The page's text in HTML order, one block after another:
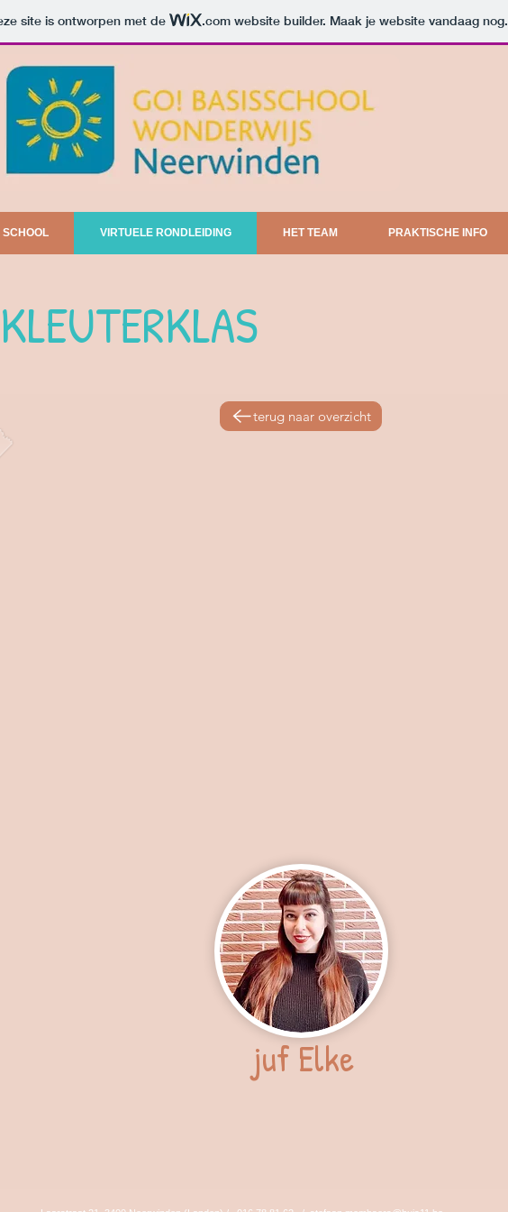
site is ontworpen met de .com website builder. Maak je website vandaag nog.
SCHOOL VIRTUELE RONDLEIDING HET TEAM PRAKTISCHE INFO
terug naar overzicht
juf Elke